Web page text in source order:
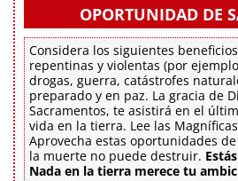
OPORTUNIDAD DE
Considera los siguientes
repentinas y violentas (por
drogas, guerra, catástrofes
preparado y en paz. La gracia de
Sacramentos, te asistirá en el
vida en la tierra. Lee las
Aprovecha estas oportunidades
la muerte no puede destruir.
Nada en la tierra merece tu